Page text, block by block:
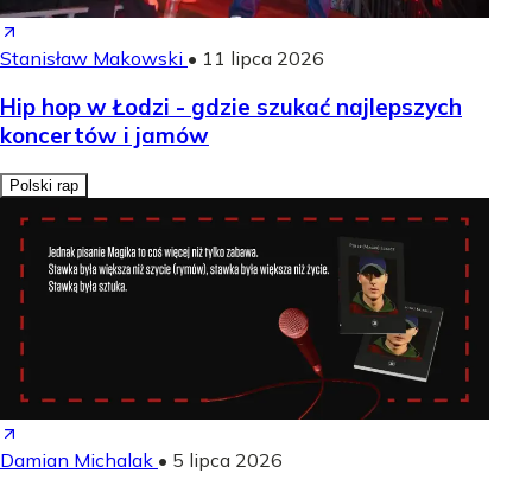
Stanisław Makowski • 11 lipca 2026
Hip hop w Łodzi - gdzie szukać najlepszych
koncertów i jamów
Polski rap
Damian Michalak • 5 lipca 2026